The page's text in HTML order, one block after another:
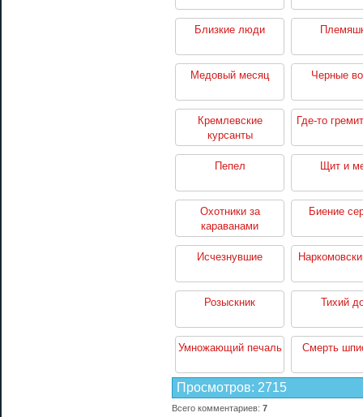
Близкие люди
Медовый месяц Черные
Кремлевские
курсанты
Где-то
Пепел Щит и
Охотники за
караванами
Биение
Исчезнувшие
Розыскник Тихий
Умножающий печаль Смерть
Просмотров: 2715
Всего комментариев: 7